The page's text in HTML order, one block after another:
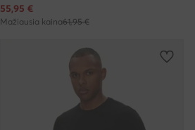
Dabartinė kaina
55,95 €
Mažiausia kaina61,95 €